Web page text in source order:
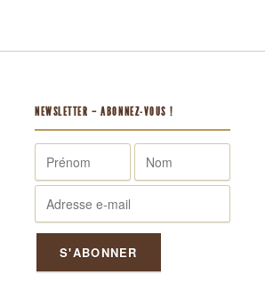
NEWSLETTER – ABONNEZ-VOUS !